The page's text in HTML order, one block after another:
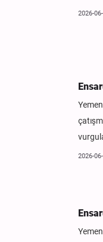
2026-
2026-